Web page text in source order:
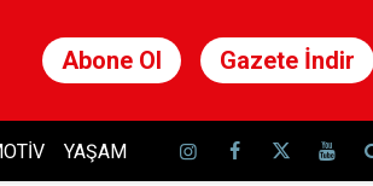
Abone Ol Gazete İndir
YAŞAM